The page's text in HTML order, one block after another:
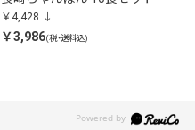
￥4,428
￥3,986(税・送料込)